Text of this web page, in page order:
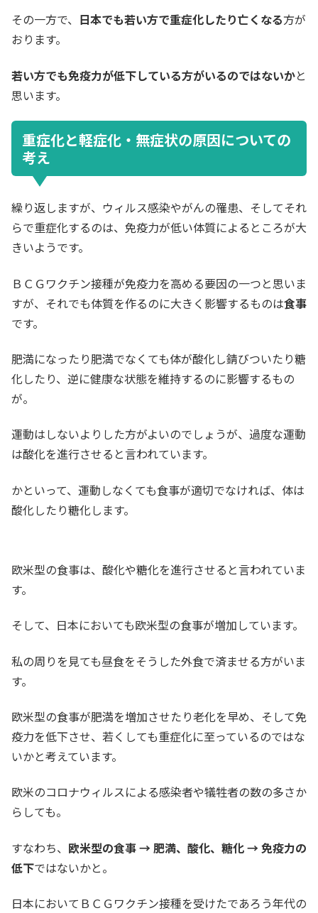
その一方で、 日本でも若い方で重症化したり亡くなる方が
おります。
若い方でも免疫力が低下している方がいるのではないかと
思います。
重症化と軽症化・無症状の原因についての
考え
繰り返しますが、ウィルス感染やがんの罹患、そしてそれ
らで重症化するのは、免疫力が低い体質によるところが大
きいようです。
ＢＣＧワクチン接種が免疫力を高める要因の一つと思いま
すが、それでも体質を作るのに大きく影響するものは食事
です。
肥満になったり肥満でなくても体が酸化し錆びついたり糖
化したり、逆に健康な状態を維持するのに影響するもの
が。
運動はしないよりした方がよいのでしょうが、過度な運動
は酸化を進行させると言われています。
かといって、運動しなくても食事が適切でなければ、体は
酸化したり糖化します。
欧米型の食事は、酸化や糖化を進行させると言われていま
す。
そして、日本においても欧米型の食事が増加しています。
私の周りを見ても昼食をそうした外食で済ませる方がいま
す。
欧米型の食事が肥満を増加させたり老化を早め、そして免
疫力を低下させ、若くしても重症化に至っているのではな
いかと考えています。
欧米のコロナウィルスによる感染者や犠牲者の数の多さか
らしても。
すなわち、 欧米型の食事 → 肥満、酸化、糖化 → 免疫力の
低下ではないかと。
日本においてＢＣＧワクチン接種を受けたであろう年代の